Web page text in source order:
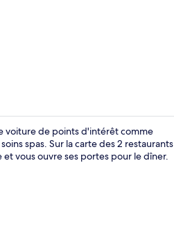
voiture de points d'intérêt comme
spas. Sur la carte des 2 restaurants
vous ouvre ses portes pour le dîner.